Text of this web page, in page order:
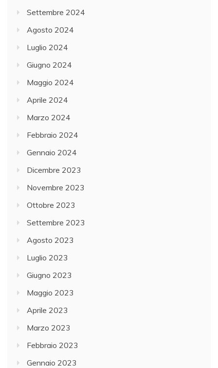
Settembre 2024
Agosto 2024
Luglio 2024
Giugno 2024
Maggio 2024
Aprile 2024
Marzo 2024
Febbraio 2024
Gennaio 2024
Dicembre 2023
Novembre 2023
Ottobre 2023
Settembre 2023
Agosto 2023
Luglio 2023
Giugno 2023
Maggio 2023
Aprile 2023
Marzo 2023
Febbraio 2023
Gennaio 2023